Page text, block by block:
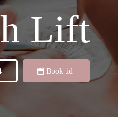
Lift
Book tid